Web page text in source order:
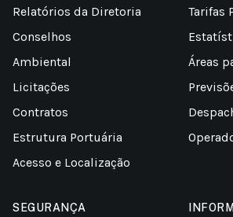
Relatórios da Diretoria
Conselhos
Ambiental
Licitações
Contratos
Estrutura Portuária
Acesso e Localização
Tarifas
Áreas
SEGURANÇA